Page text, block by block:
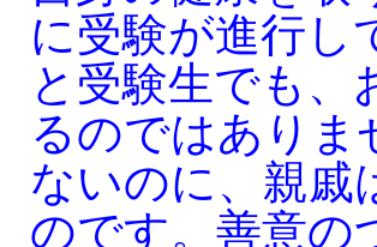
に受験が進行し
と受験生でも、
るのではありま
ないのに、親戚
のです。善意の